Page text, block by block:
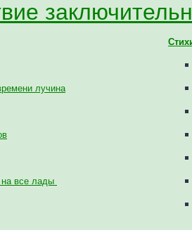
лучина
все лады